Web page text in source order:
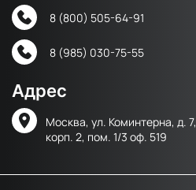
8 (800) 505-64-91
8 (985) 030-75-55
Адрес
Москва, ул. Коминтерна, д. 7,
корп. 2, пом. 1/3 оф. 519